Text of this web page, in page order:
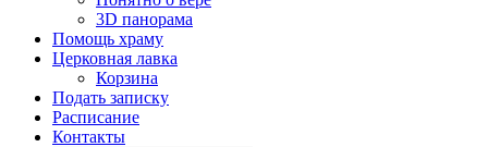
3D панорама
Помощь храму
Церковная лавка
Корзина
Подать записку
Расписание
Контакты